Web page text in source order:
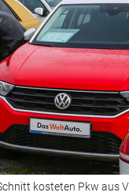
kosteten Pkw aus